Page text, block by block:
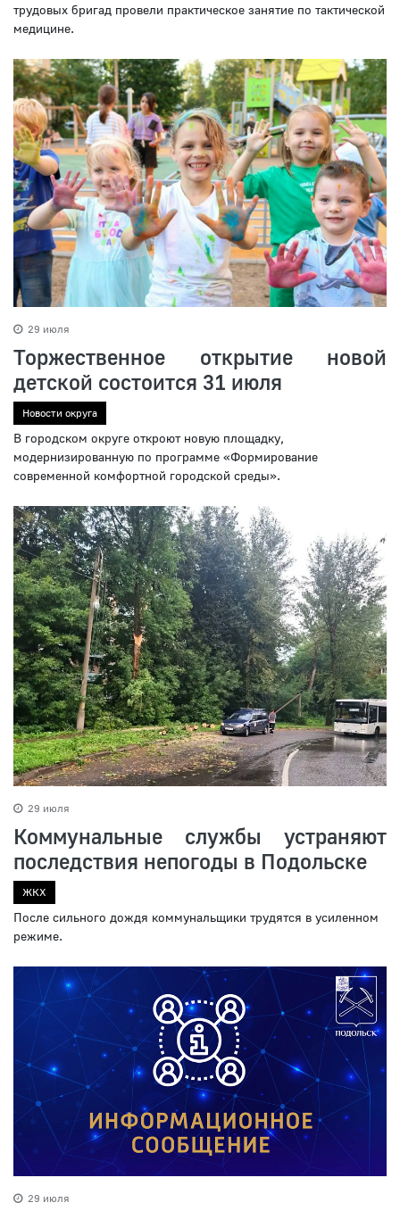
трудовых бригад провели практическое занятие по тактической
медицине.
29 июля
Торжественное открытие новой
детской состоится 31 июля
Новости округа
В городском округе откроют новую площадку,
модернизированную по программе «Формирование
современной комфортной городской среды».
29 июля
Коммунальные службы устраняют
последствия непогоды в Подольске
ЖКХ
После сильного дождя коммунальщики трудятся в усиленном
режиме.
29 июля